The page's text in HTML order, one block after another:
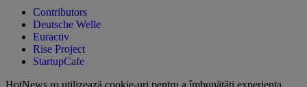
Contributors
Deutsche Welle
Euractiv
Rise Project
StartupCafe
HotNews.ro utilizează cookie-uri pentru a îmbunătăți experiența